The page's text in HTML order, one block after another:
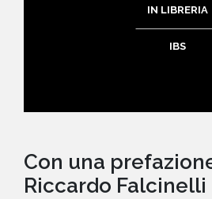
IN LIBRERIA
IBS
Con una
Riccardo Falcinelli